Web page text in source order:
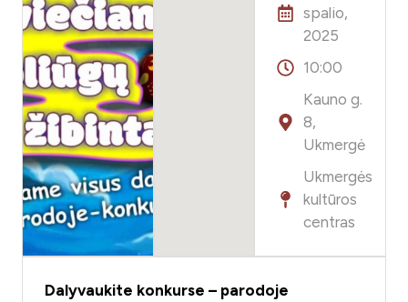
spalio,
2025
10:00
Kauno g.
8,
Ukmergė
Ukmergės
kultūros
centras
Dalyvaukite konkurse – parodoje